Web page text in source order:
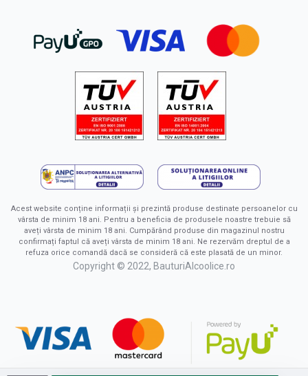
Acest website conține informații și prezintă produse destinate persoanelor cu
vârsta de minim 18 ani. Pentru a beneficia de produsele noastre trebuie să
aveți vârsta de minim 18 ani. Cumpărând produse din magazinul nostru
confirmați faptul că aveți vârsta de minim 18 ani. Ne rezervăm dreptul de a
refuza orice comandă dacă se consideră că este plasată de un minor.
Copyright © 2022, BauturiAlcoolice.ro